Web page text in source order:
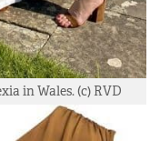
in Wales. (c) RVD